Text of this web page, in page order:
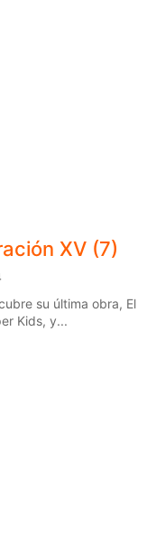
XV (7)
su última obra, El
Kids, y...